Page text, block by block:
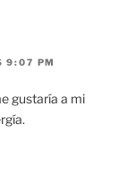
9:07 PM
gustaría a mi